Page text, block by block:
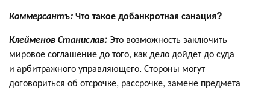
Коммерсантъ:Что такое добанкротная санация?
Клейменов Станислав:Это возможность заключить
мировое соглашение до того, как дело дойдет до суда
и арбитражного управляющего. Стороны могут
договориться об отсрочке, рассрочке, замене предмета